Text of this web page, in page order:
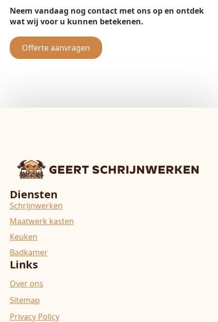
Neem vandaag nog contact met ons op en ontdek
wat wij voor u kunnen betekenen.
Offerte aanvragen
Diensten
Schrijnwerken
Maatwerk kasten
Keuken
Badkamer
Links
Over ons
Sitemap
Privacy Policy